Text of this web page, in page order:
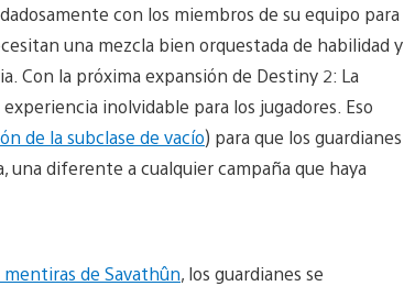
con los miembros de su equipo para
una mezcla bien orquestada de habilidad y
Con la próxima expansión de Destiny 2: La
inolvidable para los jugadores. Eso
de la subclase de vacío) para que los guardianes
una diferente a cualquier campaña que haya
de Savathûn, los guardianes se